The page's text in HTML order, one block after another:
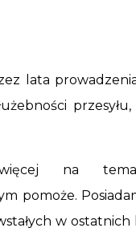
lata
na temat
pomoże.
w